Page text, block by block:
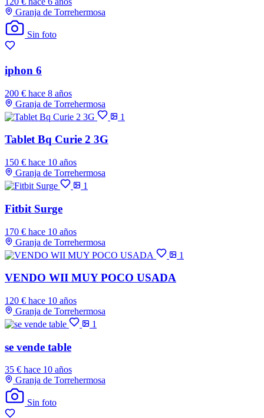
Granja de Torrehermosa
Sin foto
iphon 6
200 € hace 8 años
Granja de Torrehermosa
1
Tablet Bq Curie 2 3G
150 € hace 10 años
Granja de Torrehermosa
1
Fitbit Surge
170 € hace 10 años
Granja de Torrehermosa
1
VENDO WII MUY POCO USADA
120 € hace 10 años
Granja de Torrehermosa
1
se vende table
35 € hace 10 años
Granja de Torrehermosa
Sin foto